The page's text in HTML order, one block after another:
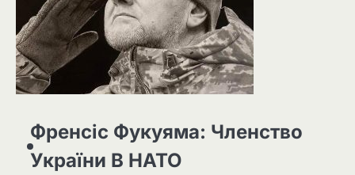
Френсіс Фукуяма: Членство
України В НАТО